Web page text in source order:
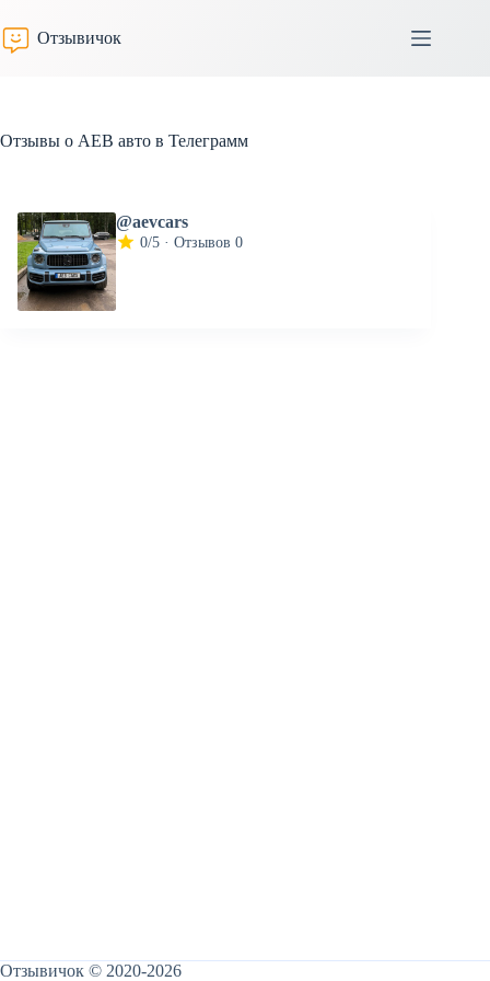
к
сути
Отзывичок
Отзывы о АЕВ авто в Телеграмм
@aevcars
0/5 · Отзывов 0
Отзывичок © 2020-2026